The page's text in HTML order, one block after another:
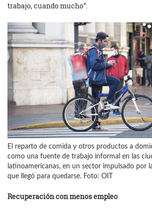
trabajo, cuando mucho”.
El reparto de comida y otros productos a
como una fuente de trabajo informal en las
latinoamericanas, en un sector impulsado por
que llegó para quedarse. Foto: OIT
Recuperación con menos empleo